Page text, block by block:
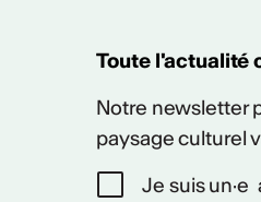
Toute l'actualité
Notre newsletter
paysage culturel
Je suis un·e